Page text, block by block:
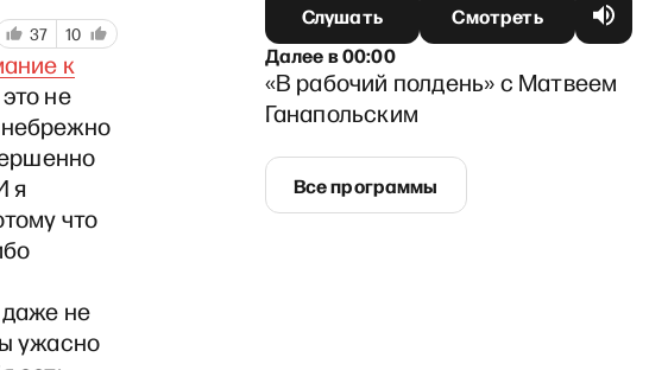
37 10
к
не
небрежно
я
что
не
ужасно
Слушать
Смотреть
Далеев00:00
«В рабочий полдень» с Матвеем
Ганапольским
Все программы